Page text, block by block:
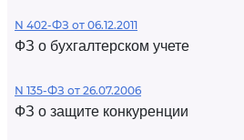
N 402-ФЗ от 06.12.2011
ФЗ о бухгалтерском учете
N 135-ФЗ от 26.07.2006
ФЗ о защите конкуренции